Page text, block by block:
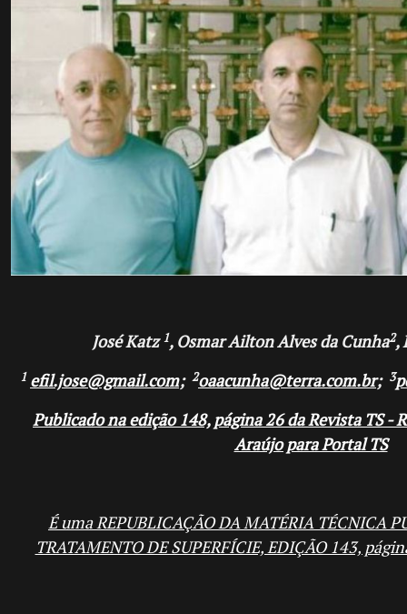
José Katz 1, Osmar Ailton Alves da Cunha2,
1 efil.jose@gmail.com; 2oaacunha@terra.com.br; 3
Publicado na edição 148, página 26 da Revista TS -
Araújo para Portal TS
É uma REPUBLICAÇÃO DA MATÉRIA TÉCNICA
TRATAMENTO DE SUPERFÍCIE, EDIÇÃO 143,